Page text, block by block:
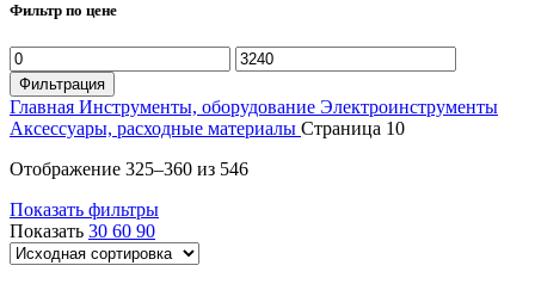
Фильтр по цене
Минимальная
цена
Максимальная
цена
Фильтрация
Главная Инструменты, оборудование Электроинструменты
Аксессуары, расходные материалы Страница 10
Отображение 325–360 из 546
Показать фильтры
Показать 30 60 90